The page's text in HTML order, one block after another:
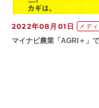
2022年08月01日 メデ
マイナビ農業「AGRI＋」